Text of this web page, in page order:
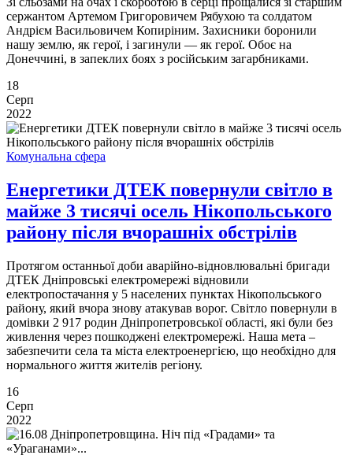
сержантом Артемом Григоровичем Рябухою та солдатом
Андрієм Васильовичем Копиріним. Захисники боронили
нашу землю, як герої, і загинули — як герої. Обоє на
Донеччині, в запеклих боях з російським загарбниками.
18
Серп
2022
Комунальна сфера
Енергетики ДТЕК повернули світло в
майже 3 тисячі осель Нікопольського
району після вчорашніх обстрілів
Протягом останньої доби аварійно-відновлювальні бригади
ДТЕК Дніпровські електромережі відновили
електропостачання у 5 населених пунктах Нікопольського
району, який вчора знову атакував ворог. Світло повернули в
домівки 2 917 родин Дніпропетровської області, які були без
живлення через пошкоджені електромережі. Наша мета –
забезпечити села та міста електроенергією, що необхідно для
нормального життя жителів регіону.
16
Серп
2022